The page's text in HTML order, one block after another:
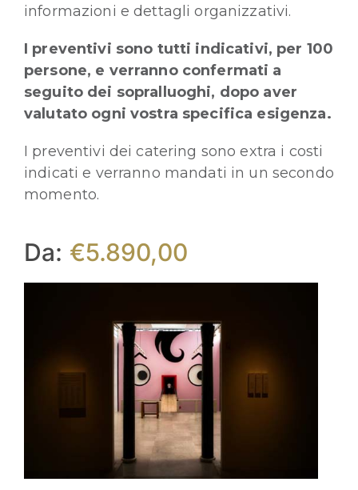
informazioni e dettagli organizzativi.
I preventivi sono tutti indicativi, per 100
persone, e verranno confermati a
seguito dei sopralluoghi, dopo aver
valutato ogni vostra specifica esigenza.
I preventivi dei catering sono extra i costi
indicati e verranno mandati in un secondo
momento.
Da: €5.890,00